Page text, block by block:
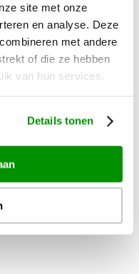
site met onze
en analyse. Deze
met andere
of die ze hebben
van hun services.
Details tonen